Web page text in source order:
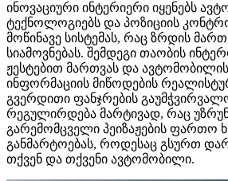
ინოვაციური ინტერიერი იყენებს
ტექნოლოგიებს და პოზიციის
მოწინავე სისტემას, რაც ზრდის
სიამოვნებას. შემდეგი თაობის
ჟესტებით მართვას და ავტომობილის
ინფორმაციის მიწოდების
გვერდითი ფანჯრების
რეგულირდება მარტივად, რაც
გარემომცველი პეიზაჟების ფართო
განმარტოებას, როდესაც გსურთ
თქვენ და თქვენი ავტომობილი.